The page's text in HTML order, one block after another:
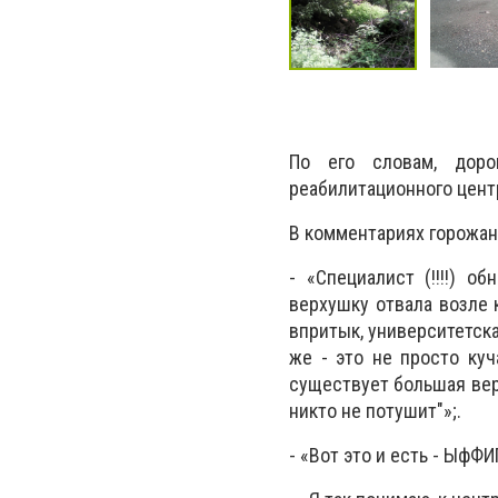
По его словам,
реабилитационного
В комментариях
- «Специалист (!!!!)
верхушку отвала
впритык,
же - это не просто
существует большая
никто не потушит"»;.
- «Вот это и есть -